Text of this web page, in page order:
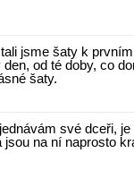
jsme šaty k
den, od té doby, co
šaty.
své dceři,
jsou na ní naprosto